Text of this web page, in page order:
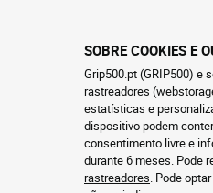
SOBRE COOKIES E
Grip500.pt (GRIP500) e
rastreadores
estatísticas e
dispositivo podem
consentimento livre e
durante 6 meses. Pode
rastreadores. Pode